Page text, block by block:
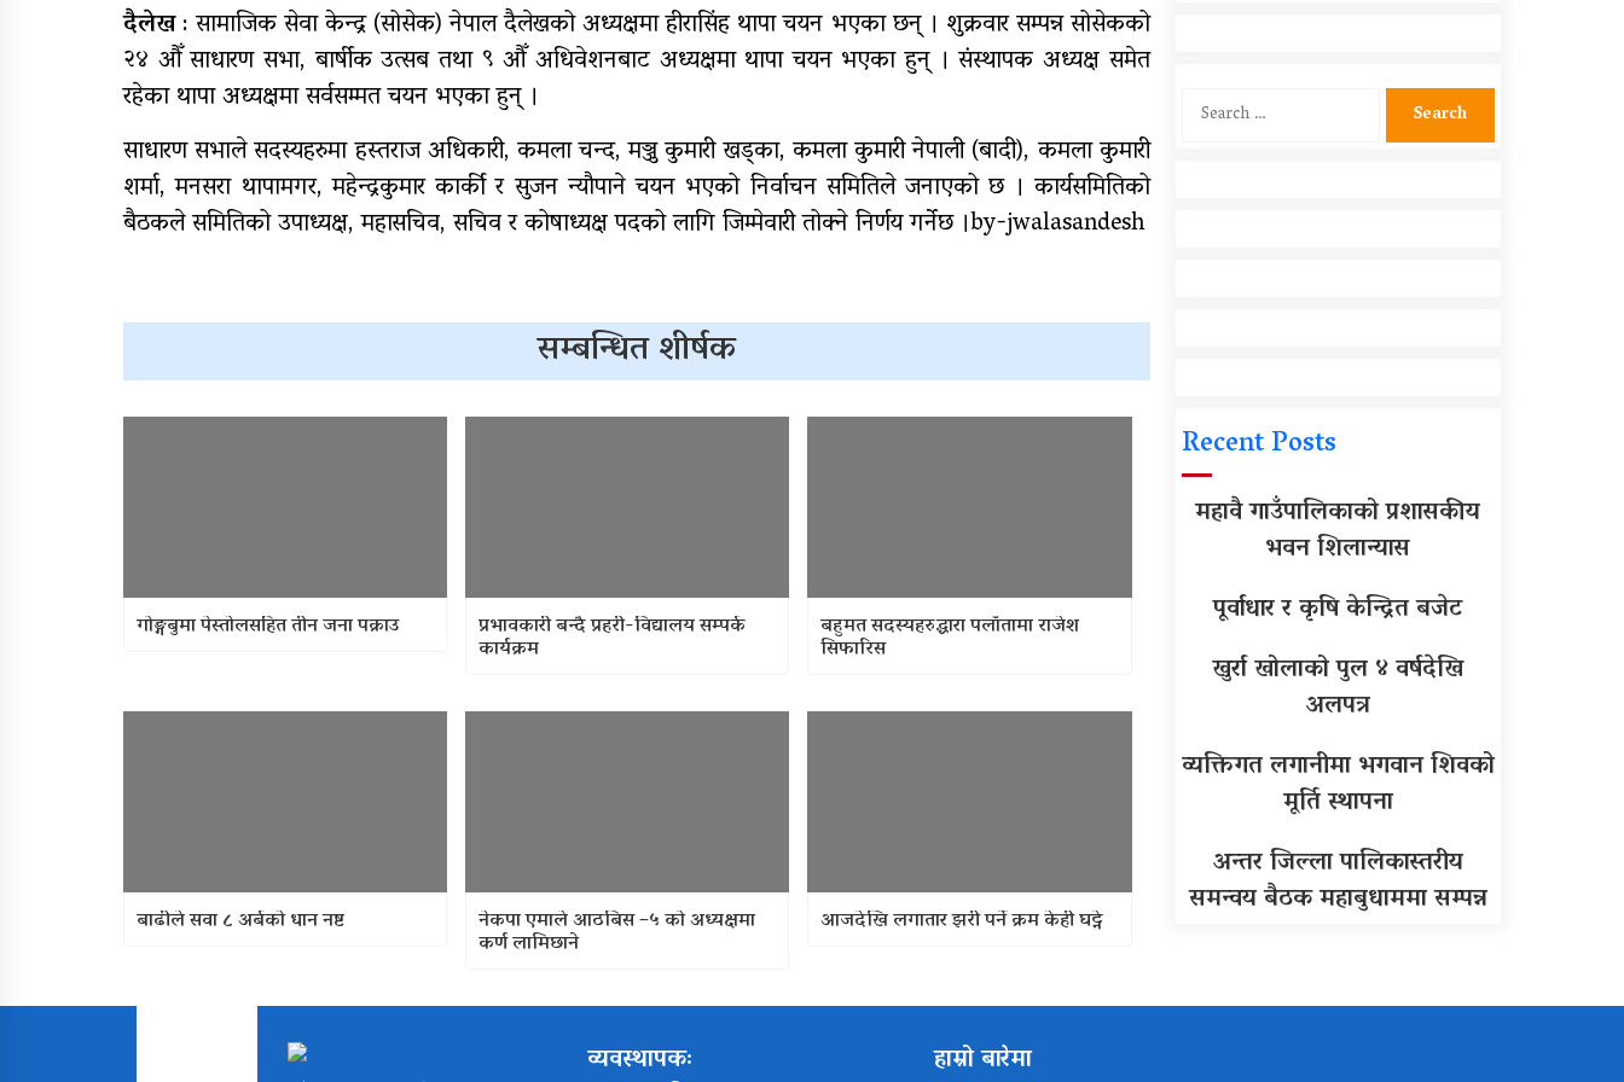
राष्ट्रपति रनिङ शिल्डको
जिल्ला स्तरीय प्रतियोगिता सुरु
गर्भवतीको हेलिकप्टरबाट उद्धार
गणक
आजदेखि देशभर आर्थिक
गणना सुरु हुँदै
एम्बुलेन्स दुर्घटना : दुईको
मृत्यु,दुई घाइते
दैलेख: सामाजिक सेवा केन्द्र (सोसेक) नेपाल दैलेखको अध्यक्षमा हीरासिंह थापा चयन भएका छन् । शुक्रवार सम्पन्न सोसेकको
२४ औँ साधारण सभा, बार्षीक उत्सब तथा ९ औँ अधिवेशनबाट अध्यक्षमा थापा चयन भएका हुन् । संस्थापक अध्यक्ष समेत
रहेका थापा अध्यक्षमा सर्वसम्मत चयन भएका हुन् ।
साधारण सभाले सदस्यहरुमा हस्तराज अधिकारी, कमला चन्द, मञ्जु कुमारी खड्का, कमला कुमारी नेपाली (बादी), कमला कुमारी
शर्मा, मनसरा थापामगर, महेन्द्रकुमार कार्की र सुजन न्यौपाने चयन भएको निर्वाचन समितिले जनाएको छ । कार्यसमितिको
बैठकले समितिको उपाध्यक्ष, महासचिव, सचिव र कोषाध्यक्ष पदको लागि जिम्मेवारी तोक्ने निर्णय गर्नेछ ।by-jwalasandesh
सम्बन्धित शीर्षक
गोङ्गबुमा पेस्तोलसहित तीन जना पक्राउ प्रभावकारी बन्दै प्रहरी-विद्यालय सम्पर्क
कार्यक्रम
बहुमत सदस्यहरुद्धारा पलाँतामा राजेश
सिफारिस
बाढीले सवा ८ अर्बको धान नष्ट नेकपा एमाले आठबिस –५ को अध्यक्षमा
कर्ण लामिछाने
आजदेखि लगातार झरी पर्ने क्रम केही घट्ने
Search
Recent Posts
महावै गाउँपालिकाको प्रशासकीय
भवन शिलान्यास
पूर्वाधार र कृषि केन्द्रित बजेट
खुर्रा खोलाको पुल ४ वर्षदेखि
अलपत्र
व्यक्तिगत लगानीमा भगवान शिवको
मूर्ति स्थापना
अन्तर जिल्ला पालिकास्तरीय
समन्वय बैठक महाबुधाममा सम्पन्न
व्यवस्थापकः हाम्रो बारेमा